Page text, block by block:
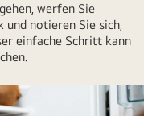
werfen Sie
und notieren Sie sich,
einfache Schritt kann